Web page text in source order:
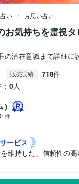
い 片思い占い
お気持ちを霊視タ
の潜在意識まで詳細に
販売実績 718件
0人
件
サービス
維持した、信頼性の